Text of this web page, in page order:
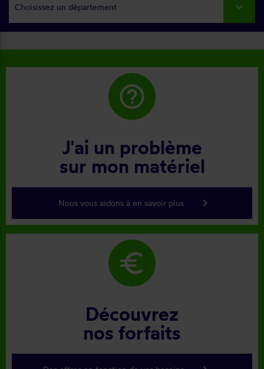
Choisissez un département
help_outline
J'ai un problème
sur mon matériel
Nous vous aidons à en savoir plus keyboard_arrow_right
euro
Découvrez
nos forfaits